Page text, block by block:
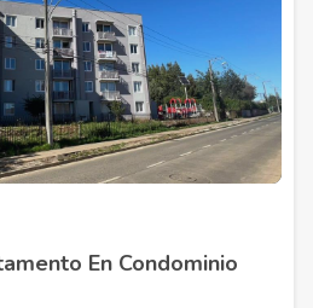
En Condominio